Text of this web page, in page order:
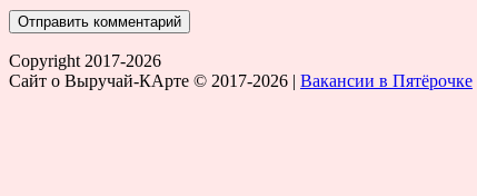
Copyright 2017-2026
Сайт о Выручай-КАрте © 2017-2026 | Вакансии в Пятёрочке